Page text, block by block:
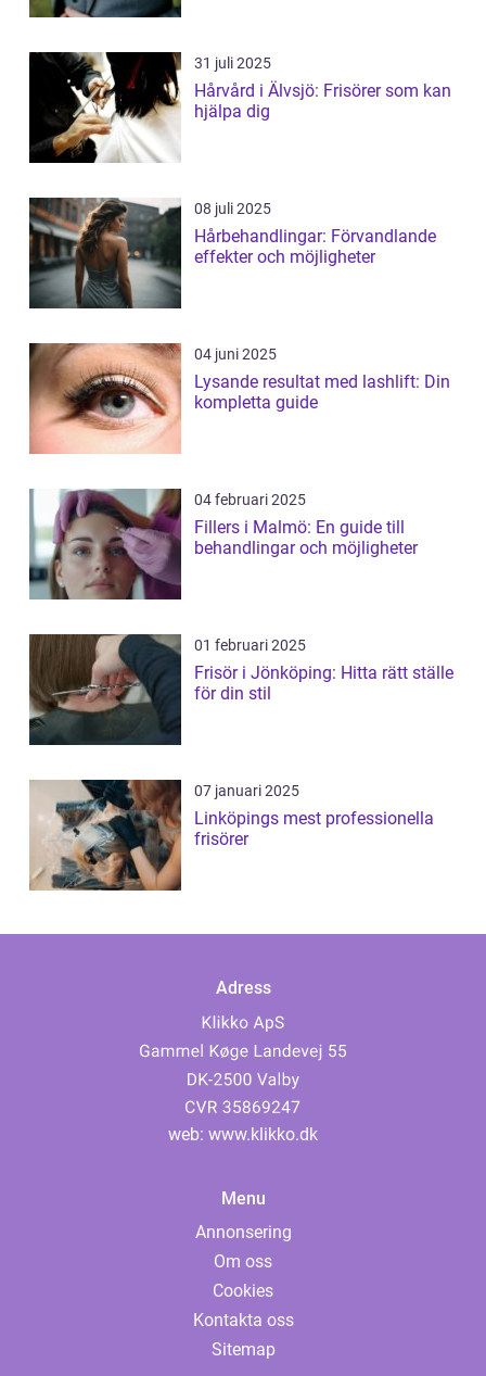
31 juli 2025
Hårvård i Älvsjö: Frisörer som kan
hjälpa dig
08 juli 2025
Hårbehandlingar: Förvandlande
effekter och möjligheter
04 juni 2025
Lysande resultat med lashlift: Din
kompletta guide
04 februari 2025
Fillers i Malmö: En guide till
behandlingar och möjligheter
01 februari 2025
Frisör i Jönköping: Hitta rätt ställe
för din stil
07 januari 2025
Linköpings mest professionella
frisörer
Adress
web: www.klikko.dk
Menu
Annonsering
Om oss
Cookies
Kontakta oss
Sitemap